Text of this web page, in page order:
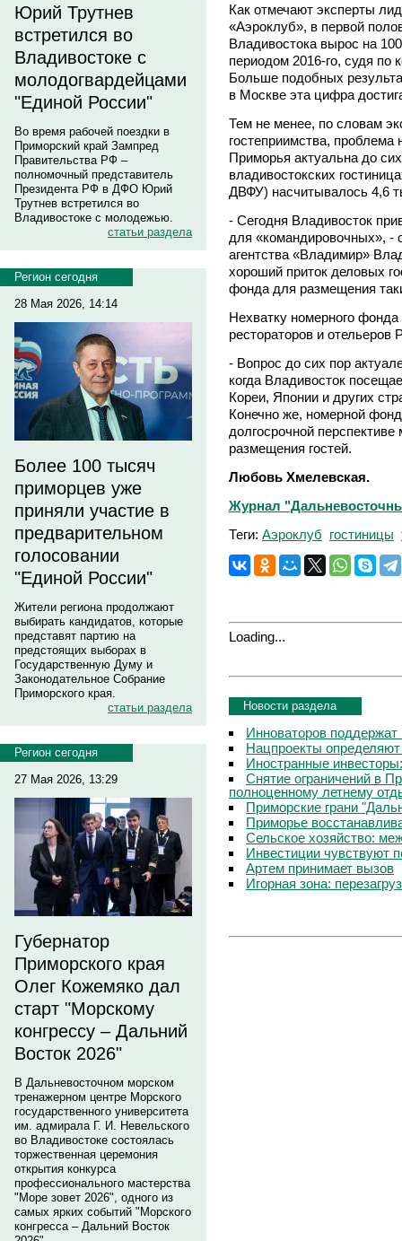
Юрий Трутнев
встретился во
Владивостоке с
молодогвардейцами
"Единой России"
Во время рабочей поездки в
Приморский край Зампред
Правительства РФ –
полномочный представитель
Президента РФ в ДФО Юрий
Трутнев встретился во
Владивостоке с молодежью.
статьи раздела
Регион сегодня
28 Мая 2026, 14:14
Более 100 тысяч
приморцев уже
приняли участие в
предварительном
голосовании
"Единой России"
Жители региона продолжают
выбирать кандидатов, которые
представят партию на
предстоящих выборах в
Государственную Думу и
Законодательное Собрание
Приморского края.
статьи раздела
Регион сегодня
27 Мая 2026, 13:29
Губернатор
Приморского края
Олег Кожемяко дал
старт "Морскому
конгрессу – Дальний
Восток 2026"
В Дальневосточном морском
тренажерном центре Морского
государственного университета
им. адмирала Г. И. Невельского
во Владивостоке состоялась
торжественная церемония
открытия конкурса
профессионального мастерства
"Море зовет 2026", одного из
самых ярких событий "Морского
конгресса – Дальний Восток
Как отмечают эксперты
«Аэроклуб», в первой
Владивостока вырос на
периодом 2016-го, судя по
Больше подобных
в Москве эта цифра
Тем не менее, по словам
гостеприимства, проблема
Приморья актуальна до
владивостокских
ДВФУ) насчитывалось 4,6
- Сегодня Владивосток
для «командировочных», -
агентства «Владимир»
хороший приток деловых
фонда для размещения
Нехватку номерного
рестораторов и
- Вопрос до сих пор
когда Владивосток
Кореи, Японии и других
Конечно же, номерной
долгосрочной
размещения гостей.
Любовь Хмелевская.
Журнал
Теги: Аэроклуб гостиницы
Loading...
Новости раздела
Инноваторов поддержат
Нацпроекты определяют
Иностранные
Снятие ограничений в
полноценному летнему
Приморские грани
Приморье
Сельское хозяйство:
Инвестиции чувствуют
Артем принимает вызов
Игорная зона: